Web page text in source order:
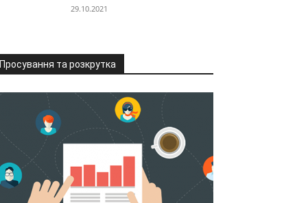
29.10.2021
Просування та розкрутка